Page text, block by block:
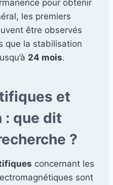
pour obtenir
les premiers
être observés
que la stabilisation
24 mois.
et
: que dit
?
concernant les
sont